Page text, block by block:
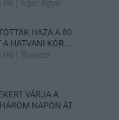
06 Eger ügye
HAZA A 80
A HATVANI KÓR...
06 Riasztó
VÁRJA A
NAPON ÁT